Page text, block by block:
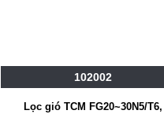
102002
Lọc gió TCM FG20~30N5/T6,